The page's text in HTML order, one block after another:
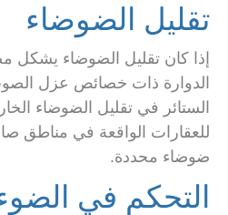
تقليل الضوضاء
إذا كان تقليل الضوضاء يشكل
الدوارة ذات خصائص عزل
الستائر في تقليل الضوضاء
للعقارات الواقعة في مناطق
ضوضاء محددة.
التحكم في